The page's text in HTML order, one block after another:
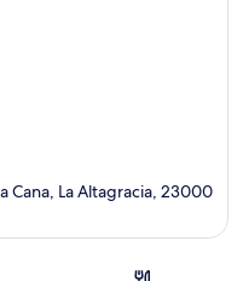
Cana, La Altagracia, 23000